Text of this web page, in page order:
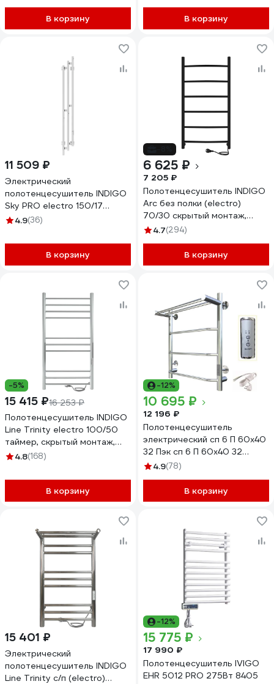
В корзину В корзину
11 509 ₽
Электрический
полотенцесушитель INDIGO
Sky PRO electro 150/17
таймер, скрытый провод
LSKPRE150-17WMRt
4.9(36)
В корзину
6 625 ₽
7 205 ₽
Полотенцесушитель INDIGO
Arc без полки (electro)
70/30 скрытый монтаж,
универсальное подключение
4.7(294)
В корзину
-5%
15 415 ₽16 253 ₽
Полотенцесушитель INDIGO
Line Trinity electro 100/50
таймер, скрытый монтаж,
универсальное подключение
4.8(168)
В корзину
-12%
10 695 ₽
12 196 ₽
Полотенцесушитель
электрический сп 6 П 60х40
32 Пэк сп 6 П 60х40 32
Тругор 00267360 00-
4.9(78)
В корзину
15 401 ₽
Электрический
полотенцесушитель INDIGO
Line Trinity с/п (electro)
-12%
15 775 ₽
17 990 ₽
Полотенцесушитель IVIGO
EHR 5012 PRO 275Вт 8405